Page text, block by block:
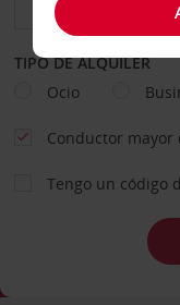
TIPO DE ALQUILER
Ocio
Conductor mayor
Tengo un código